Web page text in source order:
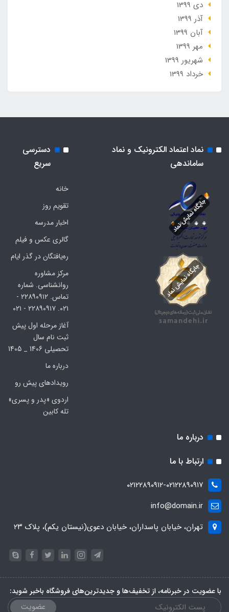
دی 1399
آذر 1399
آبان 1399
مهر 1399
شهریور 1399
خرداد 1399
نماد اعتماد الکترونیک و نماد
ساماندهی
دسترسی
سریع
خانه
تقویم روز
اخبار مدرسه
گالری عکس و فیلم
ره‌یافتگان در گذر ایام
مرکز مشاوره
روانشناسی. شماره
تماس. ۲۲۸۹۰۹۱۲ -
۰۲۱. ۲۲۸۹۰۹۱۷ - ۰۲۱
آغاز مرحله اول پیش
ثبت نام سال
تحصیلی 1406 _ 1405
درباره ما
رویدادهای پیش رو
اردوی «پدر و پسری»
تله کابین
درباره ما
ارتباط با ما
۰۲۱۲۲۸۹۰۹۱۲-۰۲۱۲۲۸۹۰۹۱۷
info@domain.ir
تهران، خیابان پاسداران، خیابان دعوی(نیستان یکم)، پلاک ۲۳
با عضویت در خبرنامه، از تخفیف‌ها و جدیدترین‌های فروشگاه باخبر شوید:
عضویت